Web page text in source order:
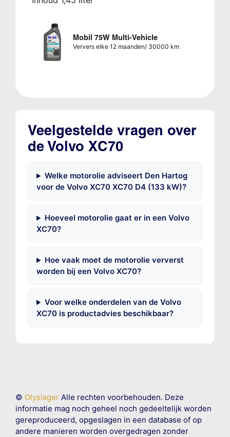
Mobil 75W Multi-Vehicle
Ververs elke 12 maanden/ 30000 km
Veelgestelde vragen over
de Volvo XC70
Welke motorolie adviseert Den Hartog
voor de Volvo XC70 XC70 D4 (133 kW)?
Hoeveel motorolie gaat er in een Volvo
XC70?
Hoe vaak moet de motorolie ververst
worden bij een Volvo XC70?
Voor welke onderdelen van de Volvo
XC70 is productadvies beschikbaar?
© OlyslagerAlle rechten voorbehouden. Deze
informatie mag noch geheel noch gedeeltelijk worden
gereproduceerd, opgeslagen in een database of op
andere manieren worden overgedragen zonder